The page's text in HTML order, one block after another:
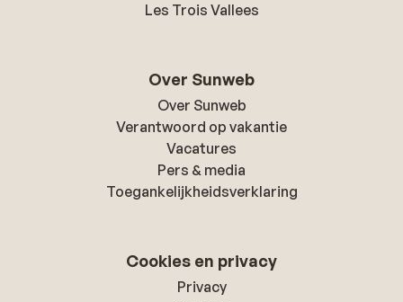
Les Trois Vallees
Over Sunweb
Over Sunweb
Verantwoord op vakantie
Vacatures
Pers & media
Toegankelijkheidsverklaring
Cookies en privacy
Privacy